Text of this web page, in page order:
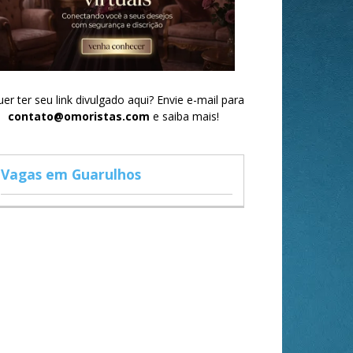
ter seu link divulgado aqui? Envie e-mail para
contato@omoristas.com e saiba mais!
Vagas em Guarulhos